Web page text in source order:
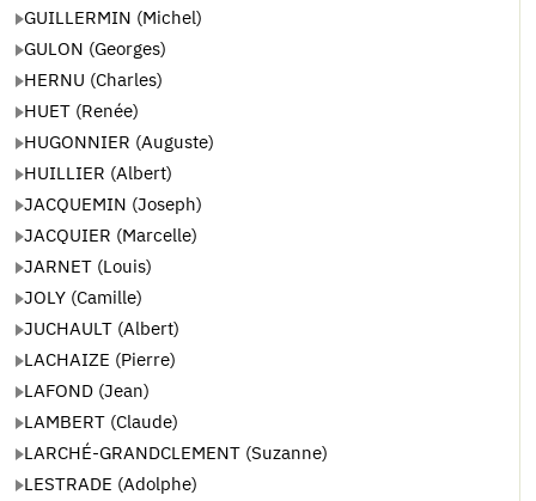
GUILLERMIN (Michel)
GULON (Georges)
HERNU (Charles)
HUET (Renée)
HUGONNIER (Auguste)
HUILLIER (Albert)
JACQUEMIN (Joseph)
JACQUIER (Marcelle)
JARNET (Louis)
JOLY (Camille)
JUCHAULT (Albert)
LACHAIZE (Pierre)
LAFOND (Jean)
LAMBERT (Claude)
LARCHÉ-GRANDCLEMENT (Suzanne)
LESTRADE (Adolphe)